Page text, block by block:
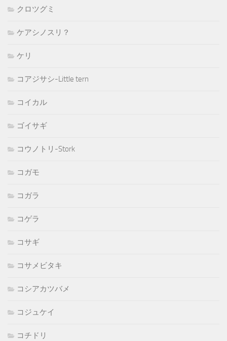
クロツグミ
ケアシノスリ？
ケリ
コアジサシ-Little tern
コイカル
ゴイサギ
コウノトリ-Stork
コガモ
コガラ
コゲラ
コサギ
コサメビタキ
コシアカツバメ
コジュケイ
コチドリ